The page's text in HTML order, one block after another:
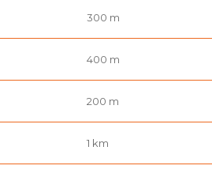
300 m
400 m
200 m
1 km